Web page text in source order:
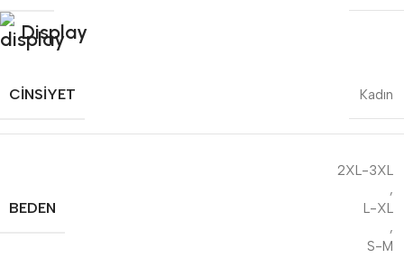
Display
CINSIYET Kadın
BEDEN
2XL-3XL
,
L-XL
,
S-M